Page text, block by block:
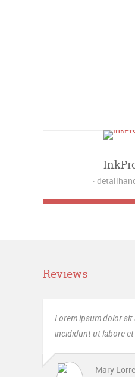
Reviews
dolor sit amet, consectetur
et dolore magna aliqua. Ut